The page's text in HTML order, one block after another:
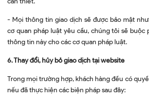
- Mọi thông tin giao dịch sẽ được bảo mật
cơ quan pháp luật yêu cầu, chúng tôi sẽ buộc
thông tin này cho các cơ quan pháp luật.
6. Thay đổi, hủy bỏ giao dịch tại website
Trong mọi trường hợp, khách hàng đều có
nếu đã thực hiện các biện pháp sau đây: